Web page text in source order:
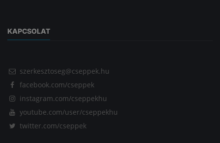
KAPCSOLAT
szerkesztoseg@cseppek.hu
facebook.com/cseppek
instagram.com/cseppekhu
youtube.com/user/cseppekhu
twitter.com/cseppek